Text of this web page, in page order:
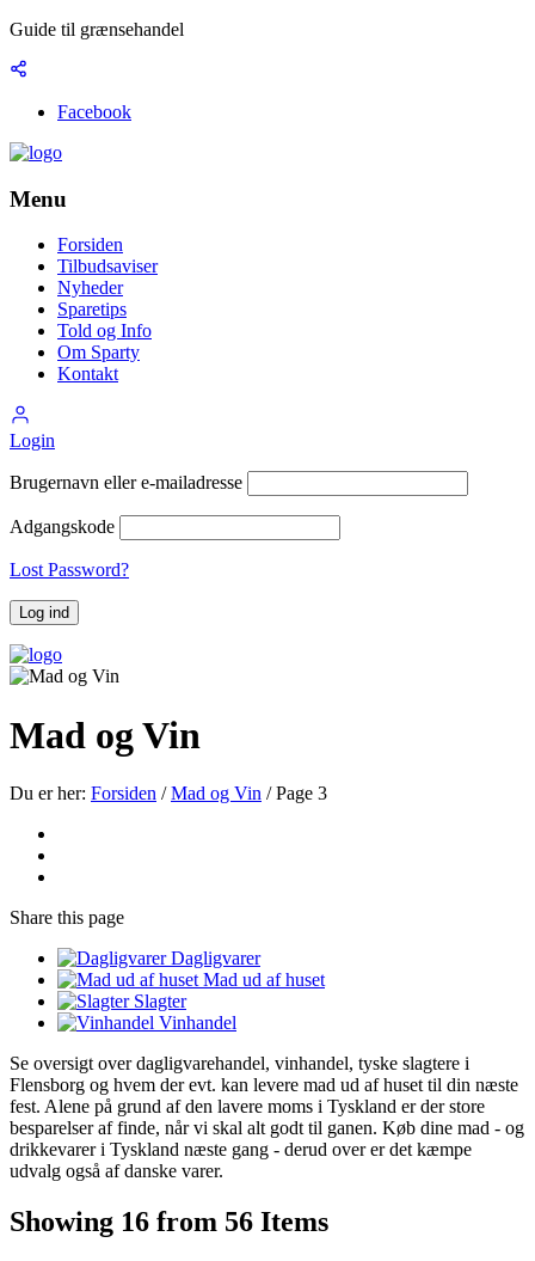
Guide til grænsehandel
Facebook
Menu
Forsiden
Tilbudsaviser
Nyheder
Sparetips
Told og Info
Om Sparty
Kontakt
Login
Brugernavn eller e-mailadresse
Adgangskode
Lost Password?
Mad og Vin
Du er her: Forsiden / Mad og Vin / Page 3
Share this page
Dagligvarer
Mad ud af huset
Slagter
Vinhandel
Se oversigt over dagligvarehandel, vinhandel, tyske slagtere i
Flensborg og hvem der evt. kan levere mad ud af huset til din næste
fest. Alene på grund af den lavere moms i Tyskland er der store
besparelser af finde, når vi skal alt godt til ganen. Køb dine mad - og
drikkevarer i Tyskland næste gang - derud over er det kæmpe
udvalg også af danske varer.
Showing 16 from 56 Items